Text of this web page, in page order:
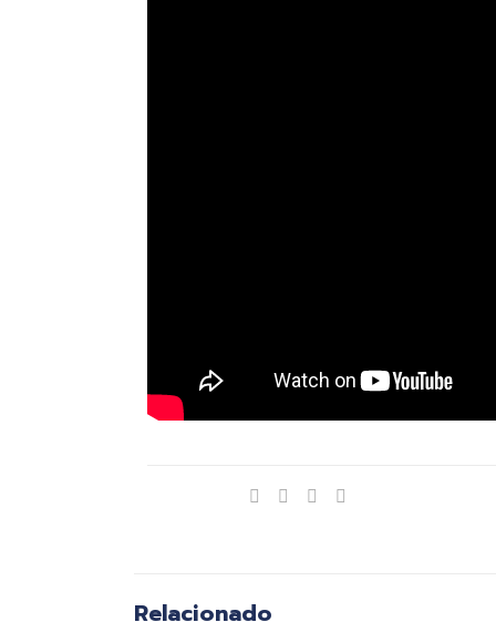
Relacionado